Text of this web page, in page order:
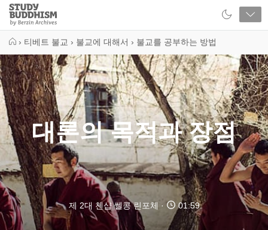
Close
Study
Buddhism
› 티베트 불교 › 불교에 대해서 › 불교를 공부하는 방법
대론의 목적과 장점
제 2대 첸샵 쎌콩 린포체 01:59